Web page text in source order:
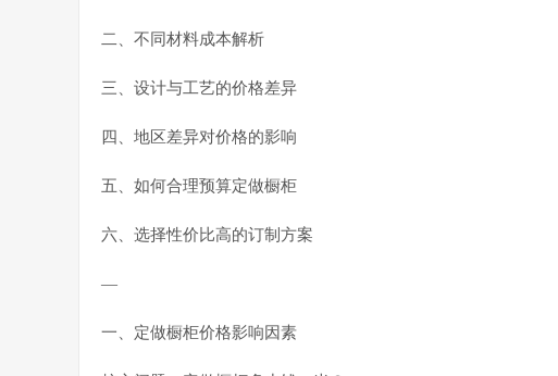
二、不同材料成本解析
三、设计与工艺的价格差异
四、地区差异对价格的影响
五、如何合理预算定做橱柜
六、选择性价比高的订制方案
—
一、定做橱柜价格影响因素